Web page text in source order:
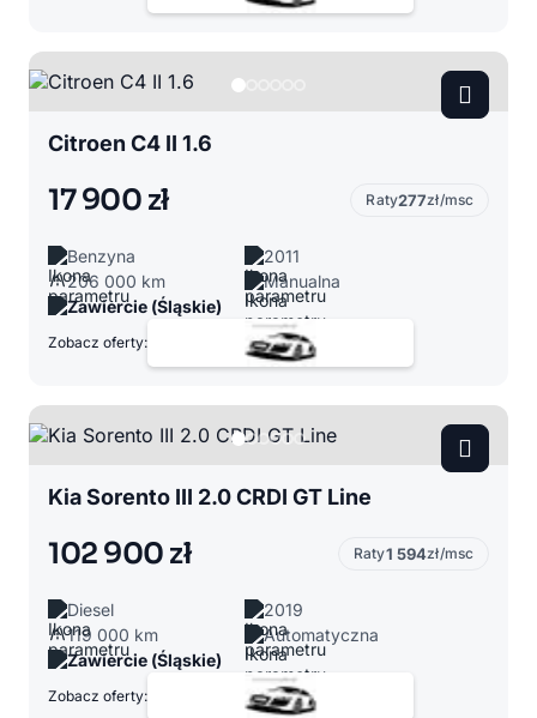
Citroen C4 II 1.6
17 900 zł Raty277zł/msc
Benzyna
2011
206 000 km
Manualna
Zawiercie (Śląskie)
Zobacz oferty:
Kia Sorento III 2.0 CRDI GT Line
102 900 zł Raty1 594zł/msc
Diesel
2019
119 000 km
Automatyczna
Zawiercie (Śląskie)
Zobacz oferty: